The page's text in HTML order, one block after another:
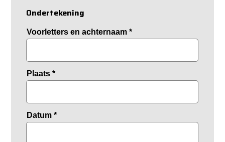
Ondertekening
Voorletters en achternaam*
Plaats*
Datum*